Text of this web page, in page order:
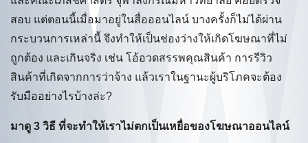
สอบ แต่ตอนนี้เมื่อมาอยู่ในสื่อออนไลน์ บางครั้งก็ไม่ได้ผ่าน
กระบวนการเหล่านี้ จึงทำให้เป็นช่องว่างให้เกิดโฆษณาที่ไม่
ถูกต้อง และเกินจริง เช่น โอ้อวดสรรพคุณสินค้า การรีวิว
สินค้าที่เกิดจากการว่าจ้าง แล้วเราในฐานะผู้บริโภคจะต้อง
รับมืออย่างไรบ้างล่ะ?
มาดู 3 วิธี ที่จะทำให้เราไม่ตกเป็นเหยื่อของโฆษณาออนไลน์